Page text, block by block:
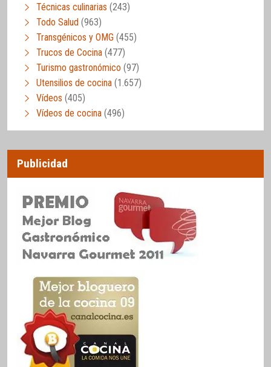
Técnicas culinarias (243)
Todo Salud (963)
Transgénicos y OMG (455)
Trucos de Cocina (477)
Turismo gastronómico (97)
Utensilios de cocina (1.657)
Vídeos (405)
Vídeos de cocina (496)
Publicidad